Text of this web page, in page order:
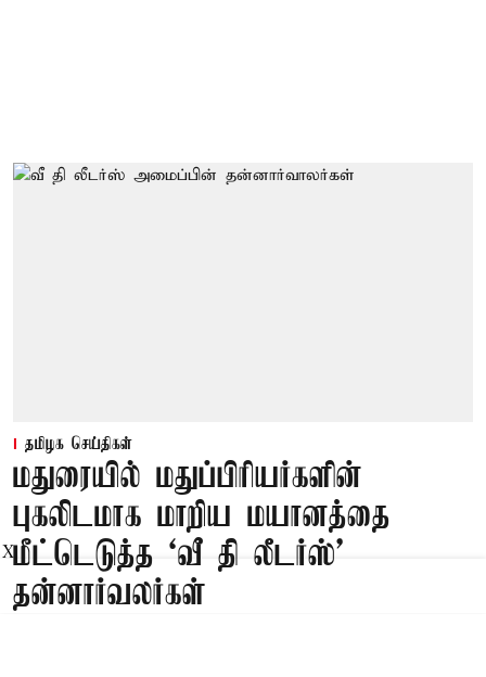
தமிழக செய்திகள்
மதுரையில் மதுப்பிரியர்களின்
புகலிடமாக மாறிய மயானத்தை
மீட்டெடுத்த ‘வீ தி லீடர்ஸ்’
தன்னார்வலர்கள்
X